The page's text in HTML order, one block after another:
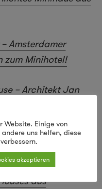
Amsterdamer
zum Minihotel!
– Architekt Jan
Wohnen im
aus
Website. Einige von
uns helfen, diese
akzeptieren